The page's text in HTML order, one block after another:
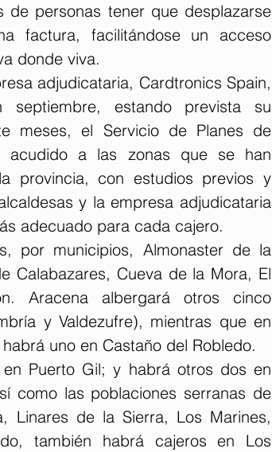
de personas tener que desplazarse
factura, facilitándose un acceso
donde viva.
adjudicataria, Cardtronics Spain,
estando prevista su
meses, el Servicio de Planes de
acudido a las zonas que se han
provincia, con estudios previos y
y la empresa adjudicataria
adecuado para cada cajero.
por municipios, Almonaster de la
Calabazares, Cueva de la Mora, El
Aracena albergará otros cinco
y Valdezufre), mientras que en
uno en Castaño del Robledo.
Puerto Gil; y habrá otros dos en
como las poblaciones serranas de
Linares de la Sierra, Los Marines,
también habrá cajeros en Los